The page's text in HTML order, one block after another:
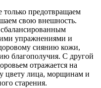
предотвращаем
свою внешность.
упражнениями и
сиянию кожи,
благополучия. С другой
отражается на
цвету лица, морщинам и
старения.